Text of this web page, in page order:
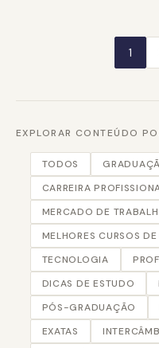
1
EXPLORAR CONTEÚDO
TODOS
CARREIRA
MERCADO DE
MELHORES CURSOS
TECNOLOGIA
DICAS DE ESTUDO
PÓS-GRADUAÇÃO
EXATAS